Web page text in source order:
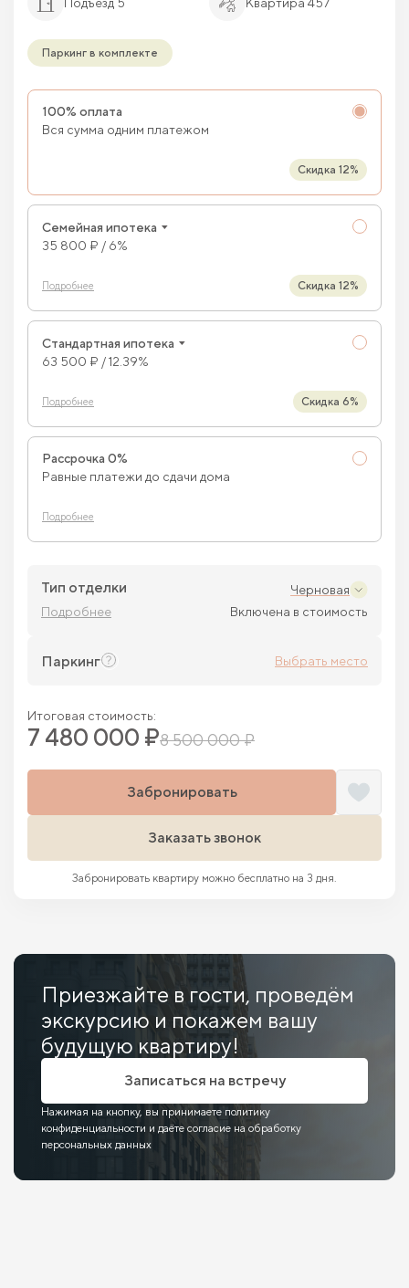
Паркинг в комплекте
100% оплата
Вся сумма одним платежом
Скидка 12%
Семейная ипотека
35 800 ₽ / 6%
Подробнее Скидка 12%
Стандартная ипотека
63 500 ₽ / 12.39%
Подробнее Скидка 6%
Рассрочка 0%
Равные платежи до сдачи дома
Подробнее
Тип отделки
Черновая
Подробнее
Включена в стоимость
Паркинг Выбрать место
Итоговая стоимость:
7 480 000 ₽8 500 000 ₽
Забронировать
Заказать звонок
Забронировать квартиру можно бесплатно на 3 дня.
Приезжайте в гости, проведём
экскурсию и покажем вашу
будущую квартиру!
Записаться на встречу
Нажимая на кнопку, вы принимаете политику
конфиденциальности и даёте согласие на обработку
персональных данных